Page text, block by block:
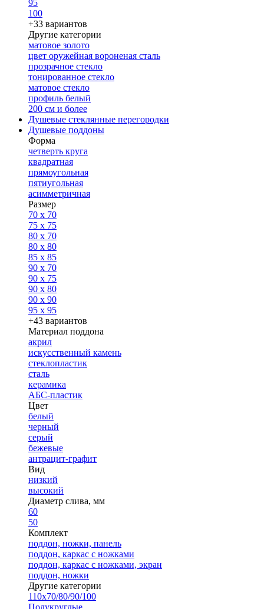
95
100
+33 вариантов
Другие категории
матовое золото
цвет оружейная вороненая сталь
прозрачное стекло
тонированное стекло
матовое стекло
профиль белый
200 см и более
Душевые стеклянные перегородки
Душевые поддоны
Форма
четверть круга
квадратная
прямоугольная
пятиугольная
асимметричная
Размер
70 x 70
75 x 75
80 x 70
80 x 80
85 x 85
90 x 70
90 x 75
90 x 80
90 x 90
95 x 95
+43 вариантов
Материал поддона
акрил
искусственный камень
стеклопластик
сталь
керамика
АБС-пластик
Цвет
белый
черный
серый
бежевые
антрацит-графит
Вид
низкий
высокий
Диаметр слива, мм
60
50
Комплект
поддон, ножки, панель
поддон, каркас с ножками
поддон, каркас с ножками, экран
поддон, ножки
Другие категории
110х70/80/90/100
Полукруглые